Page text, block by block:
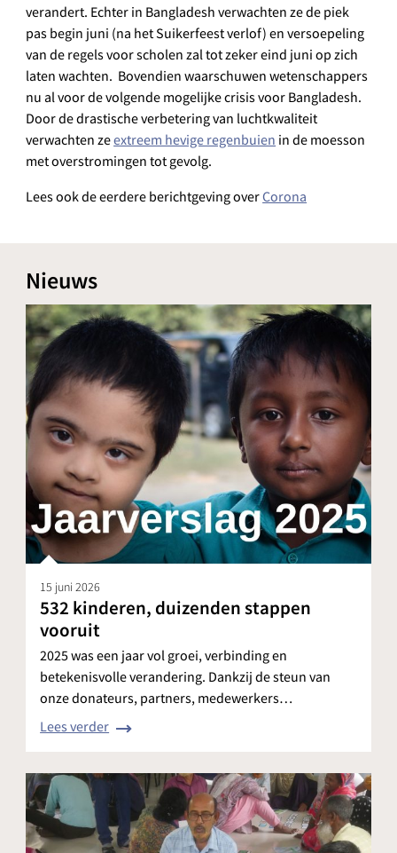
verandert. Echter in Bangladesh verwachten ze de piek
pas begin juni (na het Suikerfeest verlof) en versoepeling
van de regels voor scholen zal tot zeker eind juni op zich
laten wachten. Bovendien waarschuwen wetenschappers
nu al voor de volgende mogelijke crisis voor Bangladesh.
Door de drastische verbetering van luchtkwaliteit
verwachten zeextreem hevige regenbuien in de moesson
met overstromingen tot gevolg.
Lees ook de eerdere berichtgeving overCorona
Nieuws
15 juni 2026
532 kinderen, duizenden stappen
vooruit
2025 was een jaar vol groei, verbinding en
betekenisvolle verandering. Dankzij de steun van
onze donateurs, partners, medewerkers…
Lees verder